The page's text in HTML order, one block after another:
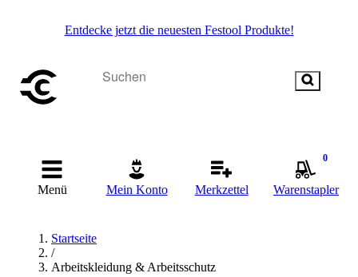
Entdecke jetzt die neuesten Festool Produkte!
Menü Mein Konto Merkzettel
0
Warenstapler
Startseite
/
Arbeitskleidung & Arbeitsschutz